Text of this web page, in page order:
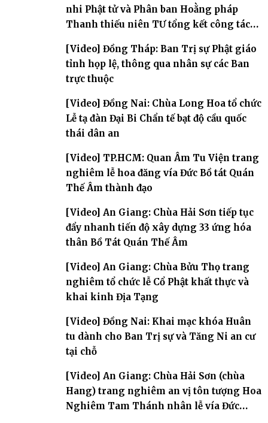
nhi Phật tử và Phân ban Hoằng pháp
Thanh thiếu niên TƯ tổng kết công tác
[Video] Đồng Tháp: Ban Trị sự Phật giáo
tỉnh họp lệ, thông qua nhân sự các Ban
trực thuộc
[Video] Đồng Nai: Chùa Long Hoa tổ chức
Lễ tạ đàn Đại Bi Chẩn tế bạt độ cầu quốc
thái dân an
[Video] TP.HCM: Quan Âm Tu Viện trang
nghiêm lễ hoa đăng vía Đức Bồ tát Quán
Thế Âm thành đạo
[Video] An Giang: Chùa Hải Sơn tiếp tục
đẩy nhanh tiến độ xây dựng 33 ứng hóa
thân Bồ Tát Quán Thế Âm
[Video] An Giang: Chùa Bửu Thọ trang
nghiêm tổ chức lễ Cổ Phật khất thực và
khai kinh Địa Tạng
[Video] Đồng Nai: Khai mạc khóa Huân
tu dành cho Ban Trị sự và Tăng Ni an cư
tại chỗ
[Video] An Giang: Chùa Hải Sơn (chùa
Hang) trang nghiêm an vị tôn tượng Hoa
Nghiêm Tam Thánh nhân lễ vía Đức